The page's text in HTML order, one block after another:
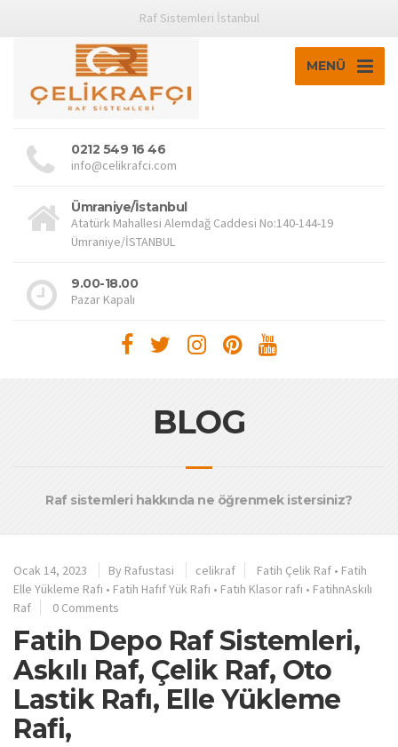
Raf Sistemleri İstanbul
MENÜ
0212 549 16 46
info@celikrafci.com
Ümraniye/İstanbul
Atatürk Mahallesi Alemdağ Caddesi No:140-144-19
Ümraniye/İSTANBUL
9.00-18.00
Pazar Kapalı
BLOG
Raf sistemleri hakkında ne öğrenmek istersiniz?
Ocak 14, 2023 By Rafustasi celikraf Fatih Çelik Raf • Fatih
Elle Yükleme Rafı • Fatih Hafıf Yük Rafı • Fatıh Klasor rafı • FatihnAskılı
Raf
0 Comments
Fatih Depo Raf Sistemleri,
Askılı Raf, Çelik Raf, Oto
Lastik Rafı, Elle Yükleme
Rafi,